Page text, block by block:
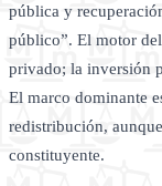
pública y
público”. El motor
privado; la inversión
El marco dominante
redistribución,
constituyente.